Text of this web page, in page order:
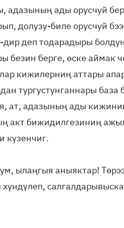
адазының ады орусчуй
долузу-биле орусчуй
деп тодарадыры
безин берге, өске аймак
кижилерниң аттары
тургустунганнары
ат, адазының ады
акт бижидилгезиниң
күзенчиг.
ылаңгыя аныяктар!